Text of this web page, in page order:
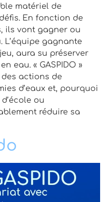
matériel de
En fonction de
ils vont gagner ou
L’équipe gagnante
aura su préserver
eau. « GASPIDO »
actions de
d’eaux et, pourquoi
ou
réduire sa